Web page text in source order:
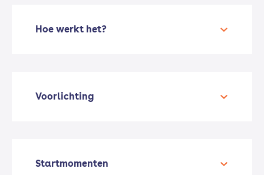
Hoe werkt het?
Voorlichting
Startmomenten